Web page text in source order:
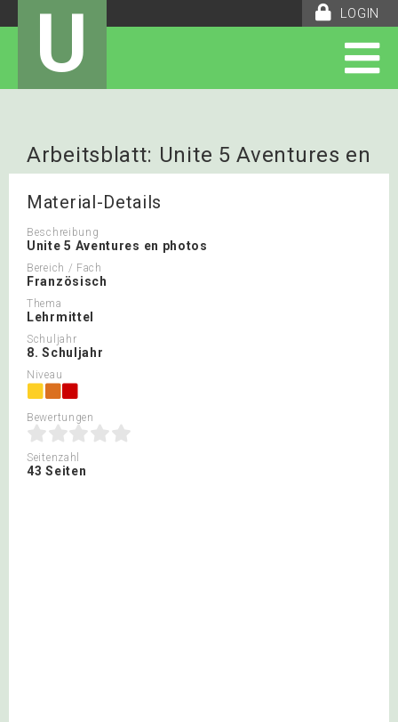
LOGIN
U
Arbeitsblatt: Unite 5 Aventures en
photos
Material-Details
Beschreibung
Unite 5 Aventures en photos
Bereich / Fach
Französisch
Thema
Lehrmittel
Schuljahr
8. Schuljahr
Niveau
Bewertungen
Seitenzahl
43 Seiten